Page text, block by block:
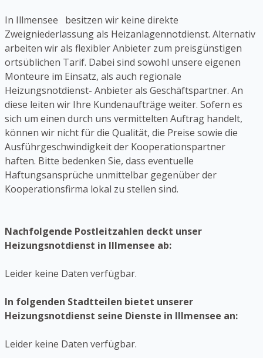
In Illmensee besitzen wir keine direkte
Zweigniederlassung als Heizanlagennotdienst. Alternativ
arbeiten wir als flexibler Anbieter zum preisgünstigen
ortsüblichen Tarif. Dabei sind sowohl unsere eigenen
Monteure im Einsatz, als auch regionale
Heizungsnotdienst- Anbieter als Geschäftspartner. An
diese leiten wir Ihre Kundenaufträge weiter. Sofern es
sich um einen durch uns vermittelten Auftrag handelt,
können wir nicht für die Qualität, die Preise sowie die
Ausführgeschwindigkeit der Kooperationspartner
haften. Bitte bedenken Sie, dass eventuelle
Haftungsansprüche unmittelbar gegenüber der
Kooperationsfirma lokal zu stellen sind.
Nachfolgende Postleitzahlen deckt unser
Heizungsnotdienst in Illmensee ab:
Leider keine Daten verfügbar.
In folgenden Stadtteilen bietet unserer
Heizungsnotdienst seine Dienste in Illmensee an:
Leider keine Daten verfügbar.